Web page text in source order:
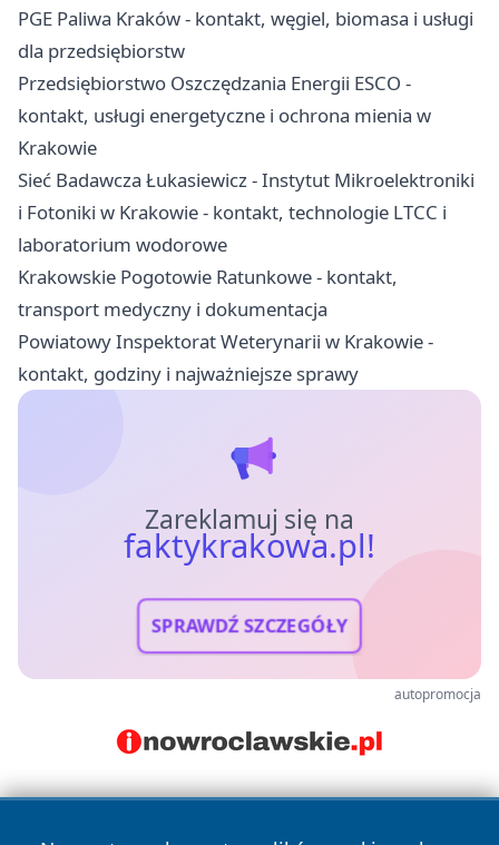
PGE Paliwa Kraków - kontakt, węgiel, biomasa i usługi
dla przedsiębiorstw
Przedsiębiorstwo Oszczędzania Energii ESCO -
kontakt, usługi energetyczne i ochrona mienia w
Krakowie
Sieć Badawcza Łukasiewicz - Instytut Mikroelektroniki
i Fotoniki w Krakowie - kontakt, technologie LTCC i
laboratorium wodorowe
Krakowskie Pogotowie Ratunkowe - kontakt,
transport medyczny i dokumentacja
Powiatowy Inspektorat Weterynarii w Krakowie -
kontakt, godziny i najważniejsze sprawy
Zareklamuj się na
faktykrakowa.pl!
SPRAWDŹ SZCZEGÓŁY
autopromocja